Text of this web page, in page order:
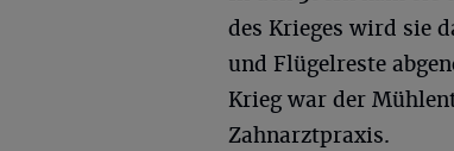
des Krieges wird sie
und Flügelreste
Krieg war der
Zahnarztpraxis.